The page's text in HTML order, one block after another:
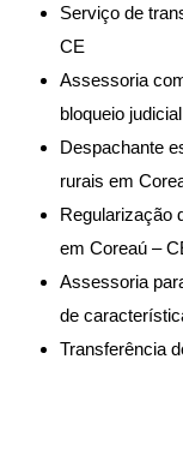
Serviço de
CE
Assessoria
bloqueio
Despachante
rurais em
Regularização
em Coreaú –
Assessoria
de
Transferência